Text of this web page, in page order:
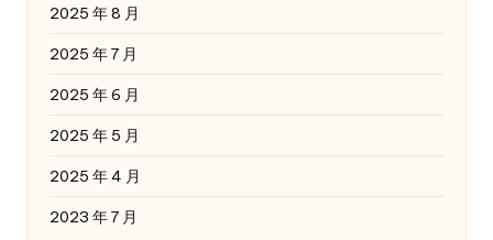
2025 年 8 月
2025 年 7 月
2025 年 6 月
2025 年 5 月
2025 年 4 月
2023 年 7 月